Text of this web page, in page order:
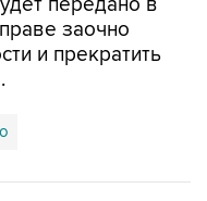
заочно
и прекратить